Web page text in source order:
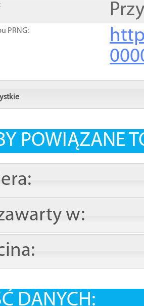
PRNG:
POWIĄZANE
w:
DANYCH: